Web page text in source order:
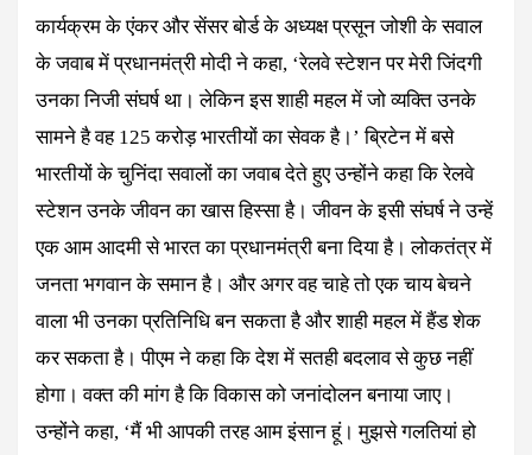
कार्यक्रम के एंकर और सेंसर बोर्ड के अध्यक्ष प्रसून जोशी के सवाल
के जवाब में प्रधानमंत्री मोदी ने कहा, ‘रेलवे स्टेशन पर मेरी जिंदगी
उनका निजी संघर्ष था। लेकिन इस शाही महल में जो व्यक्ति उनके
सामने है वह 125 करोड़ भारतीयों का सेवक है।’ ब्रिटेन में बसे
भारतीयों के चुनिंदा सवालों का जवाब देते हुए उन्होंने कहा कि रेलवे
स्टेशन उनके जीवन का खास हिस्सा है। जीवन के इसी संघर्ष ने उन्हें
एक आम आदमी से भारत का प्रधानमंत्री बना दिया है। लोकतंत्र में
जनता भगवान के समान है। और अगर वह चाहे तो एक चाय बेचने
वाला भी उनका प्रतिनिधि बन सकता है और शाही महल में हैंड शेक
कर सकता है। पीएम ने कहा कि देश में सतही बदलाव से कुछ नहीं
होगा। वक्त की मांग है कि विकास को जनांदोलन बनाया जाए।
उन्होंने कहा, ‘मैं भी आपकी तरह आम इंसान हूं। मुझसे गलतियां हो